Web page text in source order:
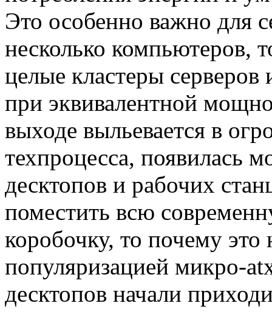
Это особенно важно для
несколько компьютеров,
целые кластеры
при эквивалентной
выходе выльевается в
техпроцесса, появилась
десктопов и рабочих
поместить всю
коробочку, то почему это
популяризацией микро-
десктопов начали